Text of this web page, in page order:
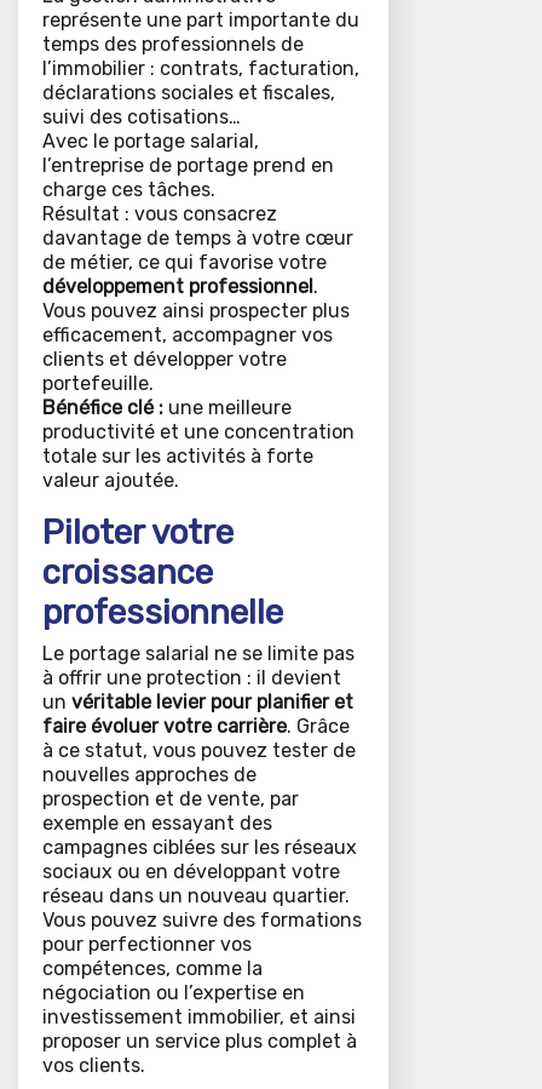
représente une part importante du
temps des professionnels de
l’immobilier : contrats, facturation,
déclarations sociales et fiscales,
suivi des cotisations…
Avec le portage salarial,
l’entreprise de portage prend en
charge ces tâches.
Résultat : vous consacrez
davantage de temps à votre cœur
de métier, ce qui favorise votre
développement professionnel.
Vous pouvez ainsi prospecter plus
efficacement, accompagner vos
clients et développer votre
portefeuille.
Bénéfice clé : une meilleure
productivité et une concentration
totale sur les activités à forte
valeur ajoutée.
Piloter votre
croissance
professionnelle
Le portage salarial ne se limite pas
à offrir une protection : il devient
un véritable levier pour planifier et
faire évoluer votre carrière. Grâce
à ce statut, vous pouvez tester de
nouvelles approches de
prospection et de vente, par
exemple en essayant des
campagnes ciblées sur les réseaux
sociaux ou en développant votre
réseau dans un nouveau quartier.
Vous pouvez suivre des formations
pour perfectionner vos
compétences, comme la
négociation ou l’expertise en
investissement immobilier, et ainsi
proposer un service plus complet à
vos clients.